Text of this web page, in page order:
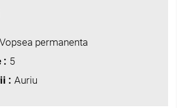
a părului alb cu vopsea
de la 1 la 4 tonuri
și demipermanente sunt
de substanțe alcaline este de până la
Vopsea permanenta
: 5
: Auriu